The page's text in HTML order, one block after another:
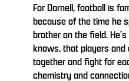
For Darnell, football is
because of the time he
brother on the field.
knows, that players
together and fight for
chemistry and